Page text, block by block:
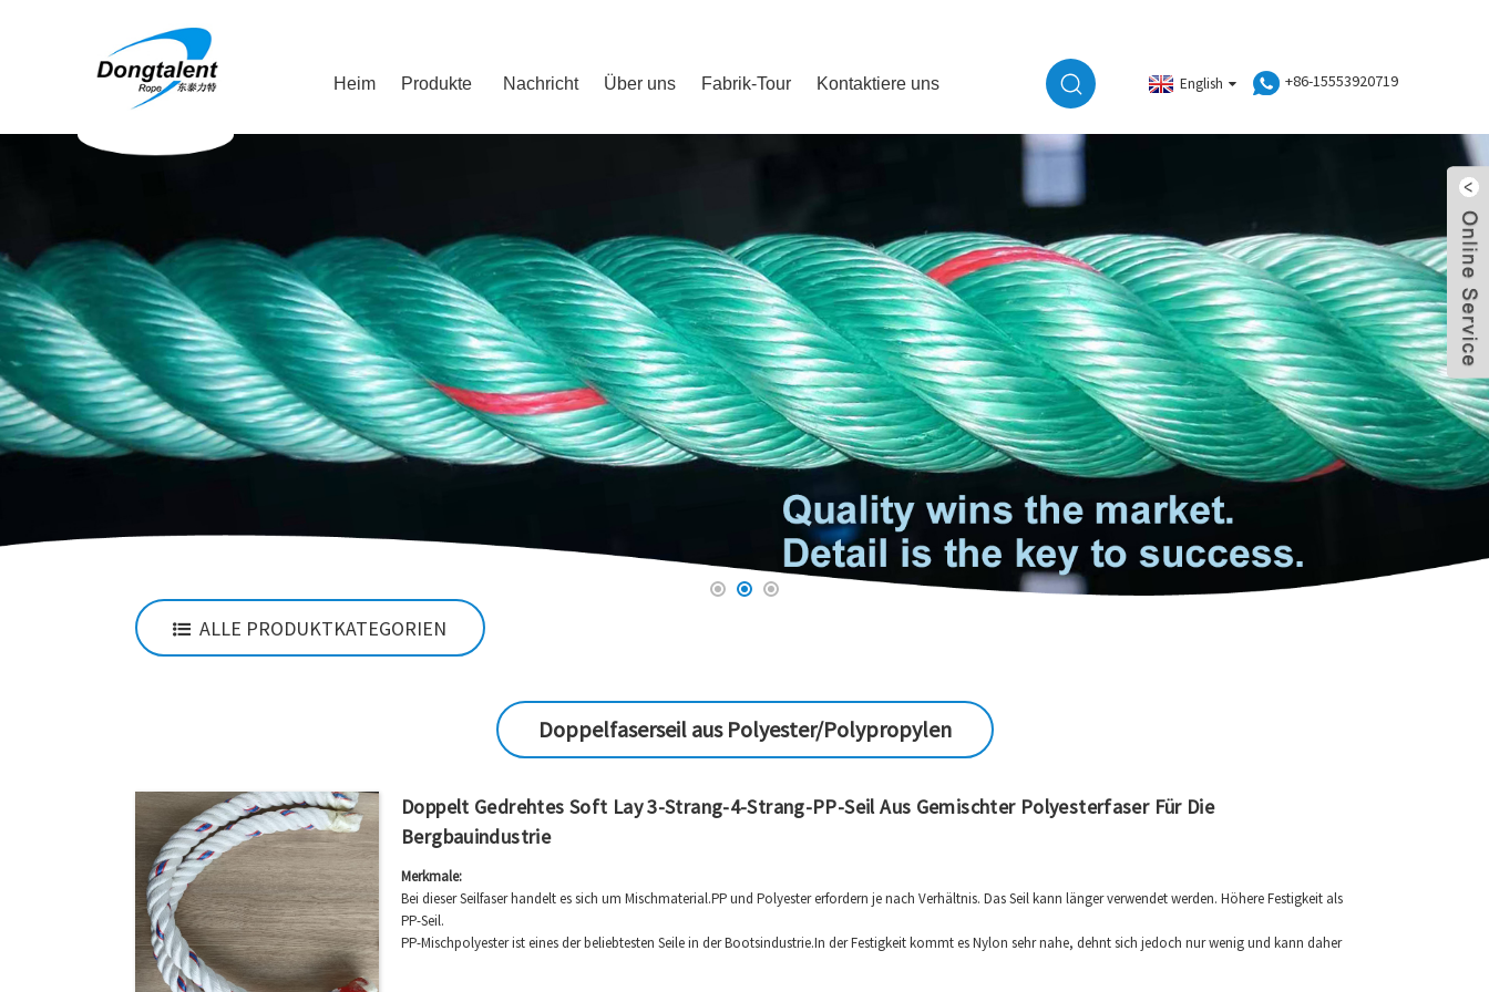
Heim Produkte Nachricht Über uns Fabrik-Tour Kontaktiere uns English +86-15553920719
ALLE PRODUKTKATEGORIEN
Doppelfaserseil aus Polyester/Polypropylen
Doppelt Gedrehtes Soft Lay 3-Strang-4-Strang-PP-Seil Aus Gemischter Polyesterfaser Für Die
Bergbauindustrie
Merkmale:
Bei dieser Seilfaser handelt es sich um Mischmaterial.PP und Polyester erfordern je nach Verhältnis. Das Seil kann länger verwendet werden. Höhere Festigkeit als
PP-Seil.
PP-Mischpolyester ist eines der beliebtesten Seile in der Bootsindustrie.In der Festigkeit kommt es Nylon sehr nahe, dehnt sich jedoch nur wenig und kann daher